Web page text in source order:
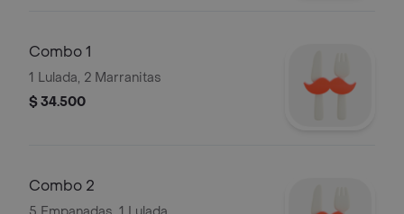
Combo 1
1 Lulada, 2 Marranitas
$ 34.500
Combo 2